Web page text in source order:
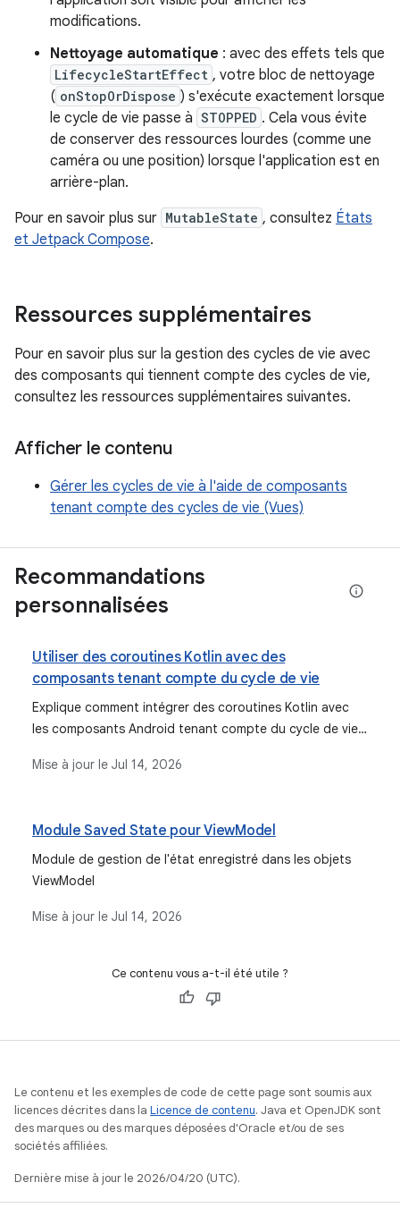
modifications.
Nettoyage automatique : avec des effets tels que
LifecycleStartEffect , votre bloc de nettoyage
( onStopOrDispose ) s'exécute exactement lorsque
le cycle de vie passe à STOPPED . Cela vous évite
de conserver des ressources lourdes (comme une
caméra ou une position) lorsque l'application est en
arrière-plan.
Pour en savoir plus sur MutableState , consultez États
et Jetpack Compose.
Ressources supplémentaires
Pour en savoir plus sur la gestion des cycles de vie avec
des composants qui tiennent compte des cycles de vie,
consultez les ressources supplémentaires suivantes.
Afficher le contenu
Gérer les cycles de vie à l'aide de composants
tenant compte des cycles de vie (Vues)
Recommandations
personnalisées
Utiliser des coroutines Kotlin avec des
composants tenant compte du cycle de vie
Explique comment intégrer des coroutines Kotlin avec
les composants Android tenant compte du cycle de vie,
ViewModelScope et les portées liées à la composition.
Mise à jour le Jul 14, 2026
Module Saved State pour ViewModel
Module de gestion de l'état enregistré dans les objets
ViewModel
Mise à jour le Jul 14, 2026
Ce contenu vous a-t-il été utile ?
Le contenu et les exemples de code de cette page sont soumis aux
licences décrites dans la Licence de contenu. Java et OpenJDK sont
des marques ou des marques déposées d'Oracle et/ou de ses
sociétés affiliées.
Dernière mise à jour le 2026/04/20 (UTC).